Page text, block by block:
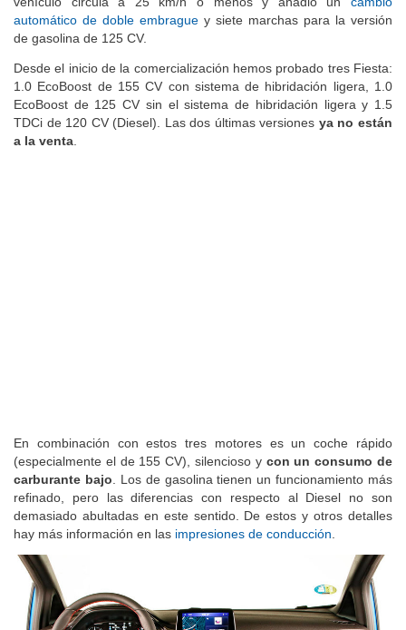
vehículo circula a 25 km/h o menos y añadió un cambio
automático de doble embrague
Desde el inicio de la comercialización hemos probado tres Fiesta:
1.0 EcoBoost de 155 CV con sistema de hibridación ligera, 1.0
EcoBoost de 125 CV sin el sistema de hibridación ligera y 1.5
TDCi de 120 CV (Diesel). Las dos últimas versiones
En combinación con estos tres motores es un coche rápido
(especialmente el de 155 CV), silencioso ycon un consumo de
carburante bajo. Los de gasolina tienen un funcionamiento más
refinado, pero las diferencias con respecto al Diesel no son
demasiado abultadas en este sentido. De estos y otros detalles